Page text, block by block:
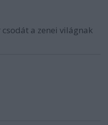
a zenei világnak